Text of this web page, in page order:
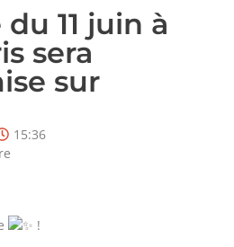
11 juin à
sera
sur
15:36
!